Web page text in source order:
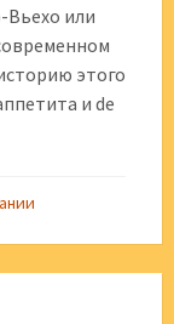
Вьехо или
этого
и de